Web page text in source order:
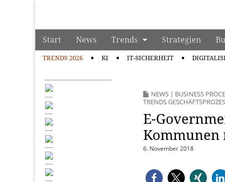
manage it
Main menu
Skip to content
Start News Trends Strategien
TRENDS 2026 KI IT-SICHERHEIT
NEWS| BUSINESS
TRENDS
E-
Kommunen
6. November 2018